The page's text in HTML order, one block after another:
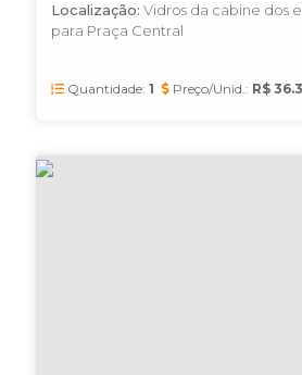
Localização: Vidros da cabine dos
para Praça Central
Quantidade: 1 Preço/Unid.: R$